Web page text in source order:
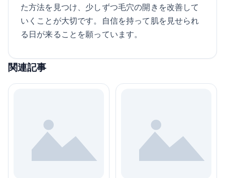
た方法を見つけ、少しずつ毛穴の開きを改善して
いくことが大切です。自信を持って肌を見せられ
る日が来ることを願っています。
関連記事